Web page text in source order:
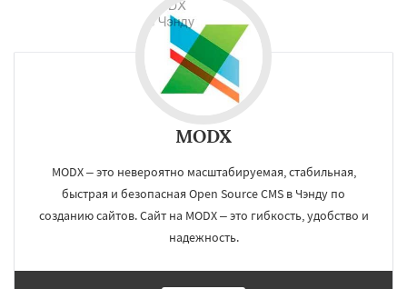
MODX
MODX – это невероятно масштабируемая, стабильная,
быстрая и безопасная Open Source CMS в Чэнду по
созданию сайтов. Сайт на MODX – это гибкость, удобство и
надежность.